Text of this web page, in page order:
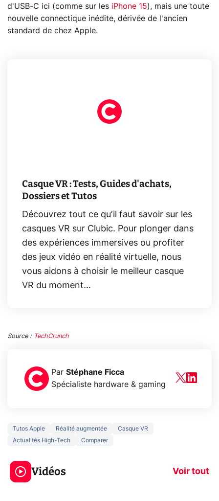
d'USB-C ici (comme sur les iPhone 15), mais une toute
nouvelle connectique inédite, dérivée de l'ancien
standard de chez Apple.
Casque VR : Tests, Guides d'achats,
Dossiers et Tutos
Découvrez tout ce qu’il faut savoir sur les
casques VR sur Clubic. Pour plonger dans
des expériences immersives ou profiter
des jeux vidéo en réalité virtuelle, nous
vous aidons à choisir le meilleur casque
VR du moment...
Source : TechCrunch
Par Stéphane Ficca
Spécialiste hardware & gaming
Tutos Apple Réalité augmentée
Casque VR
Actualités High-Tech
Comparer
Vidéos Voir tout
5 générations de
jeux dans la
prochaine Xbox !
navigation